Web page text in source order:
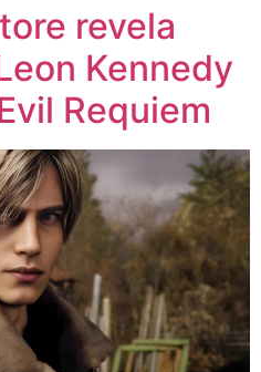
revela
Kennedy
Requiem